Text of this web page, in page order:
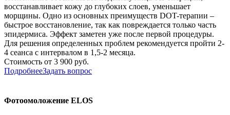
восстанавливает кожу до глубоких слоев, уменьшает
морщины. Одно из основных преимуществ DOT-терапии –
быстрое восстановление, так как повреждается только часть
эпидермиса. Эффект заметен уже после первой процедуры.
Для решения определенных проблем рекомендуется пройти 2-
4 сеанса с интервалом в 1,5-2 месяца.
Стоимость от 3 900 руб.
ПодробнееЗадать вопрос
Фотоомоложение ELOS